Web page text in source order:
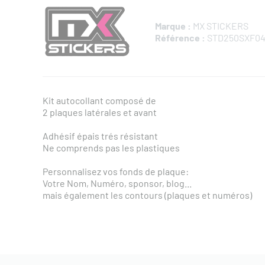
Marque : MX STICKERS
Référence :
Kit autocollant composé de
2 plaques latérales et avant
Adhésif épais trés résistant
Ne comprends pas les plastiques
Personnalisez vos fonds de plaque:
Votre Nom, Numéro, sponsor, blog...
mais également les contours (plaques et numéros)